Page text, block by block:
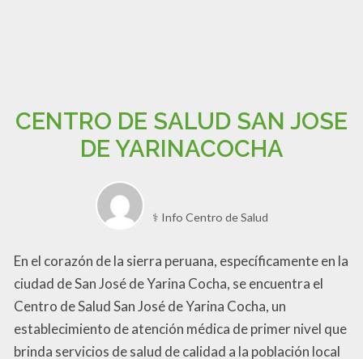
CENTRO DE SALUD SAN JOSE
DE YARINACOCHA
⚕️ Info Centro de Salud
En el corazón de la sierra peruana, específicamente en la
ciudad de San José de Yarina Cocha, se encuentra el
Centro de Salud San José de Yarina Cocha, un
establecimiento de atención médica de primer nivel que
brinda servicios de salud de calidad a la población local